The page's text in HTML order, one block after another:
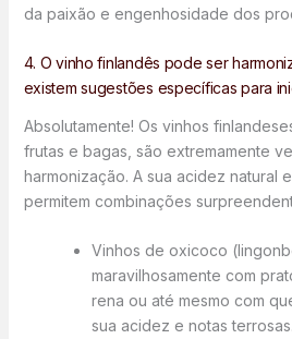
da paixão e engenhosidade dos
4. O vinho finlandês pode ser
existem sugestões específicas para
Absolutamente! Os vinhos
frutas e bagas, são extremamente
harmonização. A sua acidez natural
permitem combinações
Vinhos de oxicoco
maravilhosamente com
rena ou até mesmo com
sua acidez e notas terrosas.